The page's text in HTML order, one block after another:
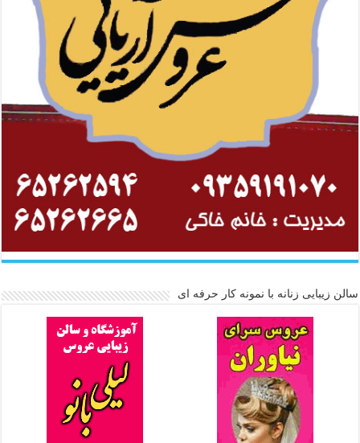
سالن زیبایی زنانه با نمونه کار حرفه ای